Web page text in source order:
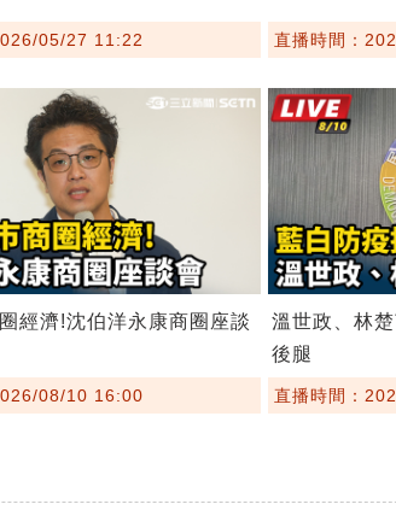
05/27 11:22 直播時間：
經濟!沈伯洋永康商圈座談
08/10 16:00
溫世政、林
後腿
直播時間：